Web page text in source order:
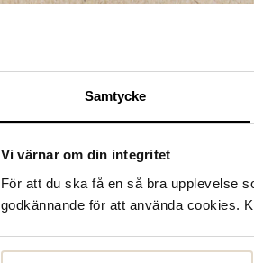
Samtycke
Vi värnar om din integritet
För att du ska få en så bra upplevelse
godkännande för att använda cookies.